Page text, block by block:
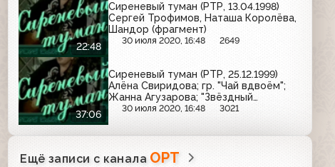
22:48
Сиреневый туман (РТР, 13.04.1998)
Сергей Трофимов, Наташа Королёва,
Шандор (фрагмент)
30 июля 2020, 16:48 2649
37:06
Сиреневый туман (РТР, 25.12.1999)
Алёна Свиридова; гр. "Чай вдвоём";
Жанна Агузарова; "Звёздный
экспресс"; Лариса Долина; Аркадий
30 июля 2020, 16:48 3021
Ещё записи с канала ОРТ